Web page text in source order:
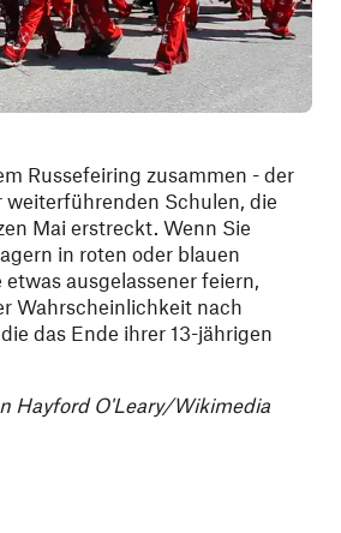
Russefeiring zusammen - der
weiterführenden Schulen, die
Mai erstreckt. Wenn Sie
in roten oder blauen
ausgelassener feiern,
Wahrscheinlichkeit nach
das Ende ihrer 13-jährigen
Hayford O'Leary/Wikimedia